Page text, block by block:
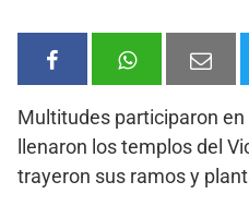
Multitudes participaron en
llenaron los templos del
trayeron sus ramos y